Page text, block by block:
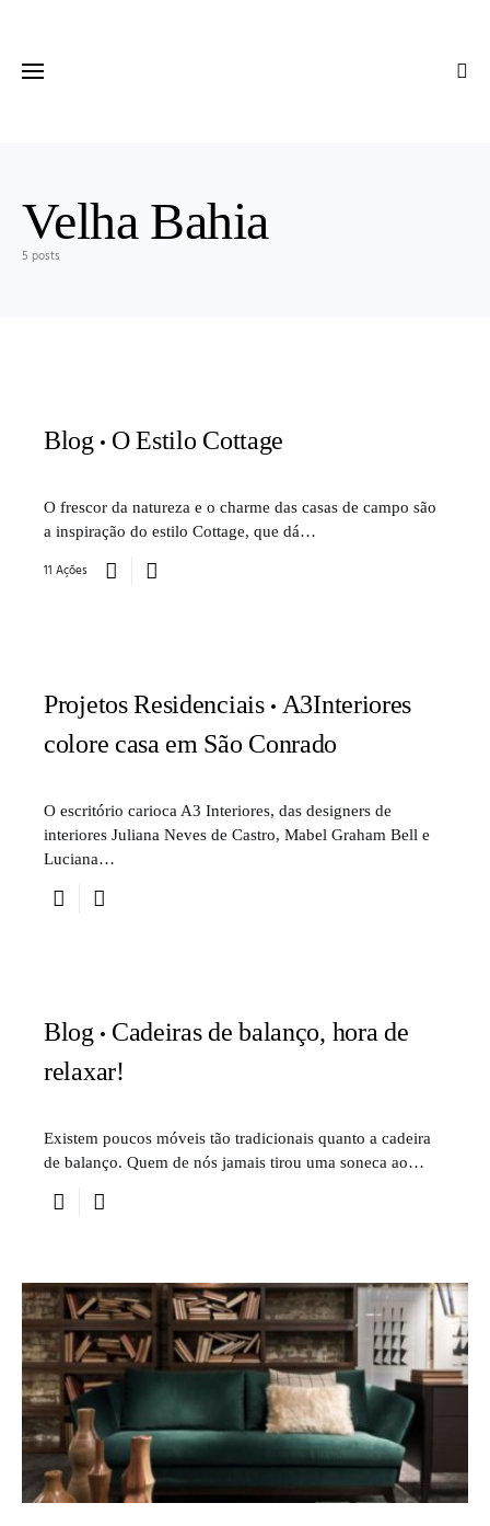
Velha Bahia
5 posts
Blog O Estilo Cottage
O frescor da natureza e o charme das casas de campo são
a inspiração do estilo Cottage, que dá…
11 Ações
Projetos Residenciais
A3Interiores
colore casa em São Conrado
O escritório carioca A3 Interiores, das designers de
interiores Juliana Neves de Castro, Mabel Graham Bell e
Luciana…
Blog
Cadeiras de balanço, hora de
relaxar!
Existem poucos móveis tão tradicionais quanto a cadeira
de balanço. Quem de nós jamais tirou uma soneca ao…